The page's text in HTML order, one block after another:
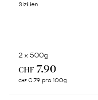
Sizilien
2 x 500g
CHF 7.90
CHF 0.79 pro 100g